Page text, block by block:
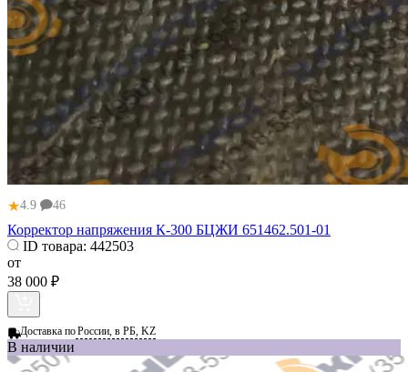
★4.9 46
Корректор напряжения К-300 БЦЖИ 651462.501-01
ID товара: 442503
от
38 000 ₽
Доставка поРоссии, в РБ, KZ
В наличии